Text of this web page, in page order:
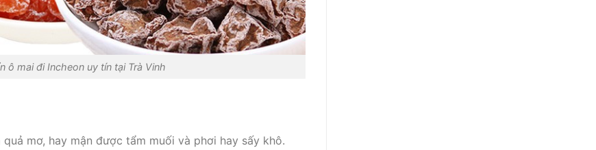
ô mai đi Incheon uy tín tại Trà Vinh
mơ, hay mận được tẩm muối và phơi hay sấy khô.